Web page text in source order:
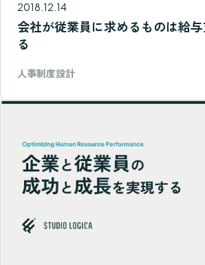
2018.12.14
会社が従業員に求めるものは給
る
人事制度設計